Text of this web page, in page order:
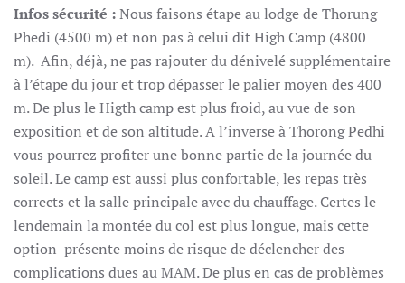
Infos sécurité :Nous faisons étape au lodge de Thorung
Phedi (4500 m) et non pas à celui dit High Camp (4800
m). Afin, déjà, ne pas rajouter du dénivelé supplémentaire
à l’étape du jour et trop dépasser le palier moyen des 400
m. De plus le Higth camp est plus froid, au vue de son
exposition et de son altitude. A l’inverse à Thorong Pedhi
vous pourrez profiter une bonne partie de la journée du
soleil. Le camp est aussi plus confortable, les repas très
corrects et la salle principale avec du chauffage. Certes le
lendemain la montée du col est plus longue, mais cette
option présente moins de risque de déclencher des
complications dues au MAM. De plus en cas de problèmes